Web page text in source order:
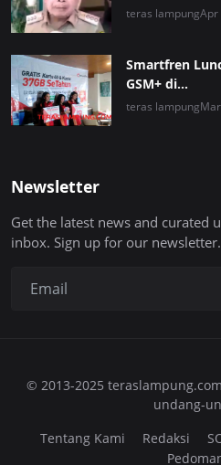
teras lampungApr
Smartfren
GSM+ di...
teras lampung
Newsletter
Get the latest news and curated
inbox. Sign up for our newsletter.
© 2013-2025
undang-
Tentang Kami
Redaksi